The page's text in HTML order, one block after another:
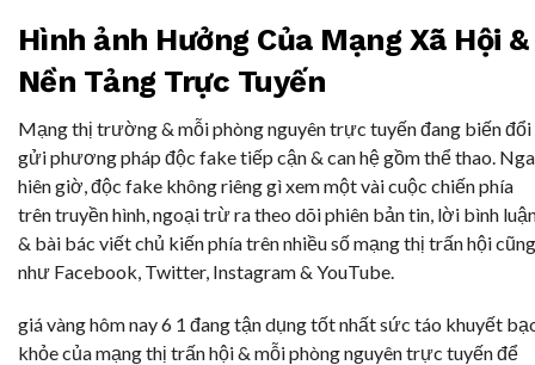
Hình ảnh Hưởng Của Mạng Xã Hội &
Nền Tảng Trực Tuyến
Mạng thị trường & mỗi phòng nguyên trực tuyến đang biến đổi
gửi phương pháp độc fake tiếp cận & can hệ gồm thể thao.
hiên giờ, độc fake không riêng gì xem một vài cuộc chiến phía
trên truyền hình, ngoại trừ ra theo dõi phiên bản tin, lời bình
& bài bác viết chủ kiến phía trên nhiều số mạng thị trấn hội cũng
như Facebook, Twitter, Instagram & YouTube.
giá vàng hôm nay 6 1 đang tận dụng tốt nhất sức táo khuyết
khỏe của mạng thị trấn hội & mỗi phòng nguyên trực tuyến để